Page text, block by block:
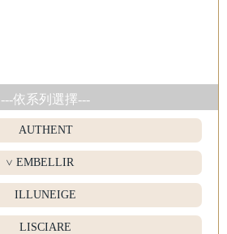
---依系列選擇---
AUTHENT
> EMBELLIR
ILLUNEIGE
LISCIARE